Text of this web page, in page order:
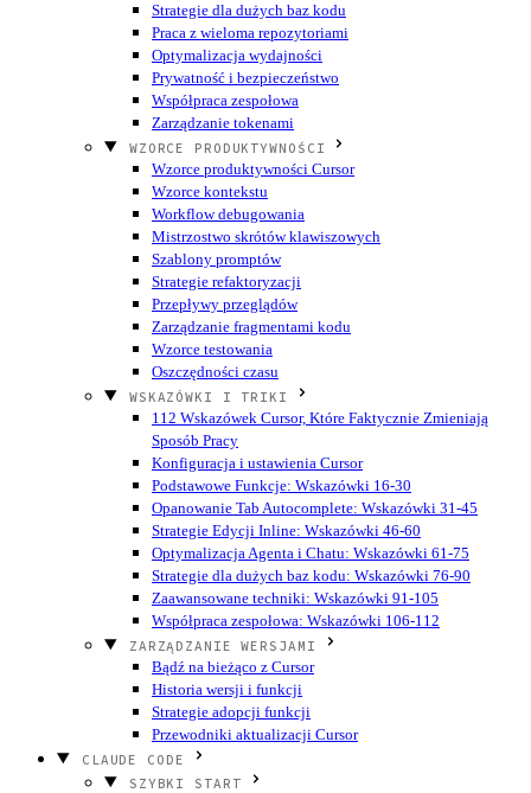
Strategie dla dużych baz kodu
Praca z wieloma repozytoriami
Optymalizacja wydajności
Prywatność i bezpieczeństwo
Współpraca zespołowa
Zarządzanie tokenami
WZORCE PRODUKTYWNOŚCI
Wzorce produktywności Cursor
Wzorce kontekstu
Workflow debugowania
Mistrzostwo skrótów klawiszowych
Szablony promptów
Strategie refaktoryzacji
Przepływy przeglądów
Zarządzanie fragmentami kodu
Wzorce testowania
Oszczędności czasu
WSKAZÓWKI I TRIKI
112 Wskazówek Cursor, Które Faktycznie Zmieniają
Sposób Pracy
Konfiguracja i ustawienia Cursor
Podstawowe Funkcje: Wskazówki 16-30
Opanowanie Tab Autocomplete: Wskazówki 31-45
Strategie Edycji Inline: Wskazówki 46-60
Optymalizacja Agenta i Chatu: Wskazówki 61-75
Strategie dla dużych baz kodu: Wskazówki 76-90
Zaawansowane techniki: Wskazówki 91-105
Współpraca zespołowa: Wskazówki 106-112
ZARZĄDZANIE WERSJAMI
Bądź na bieżąco z Cursor
Historia wersji i funkcji
Strategie adopcji funkcji
Przewodniki aktualizacji Cursor
CLAUDE CODE
SZYBKI START